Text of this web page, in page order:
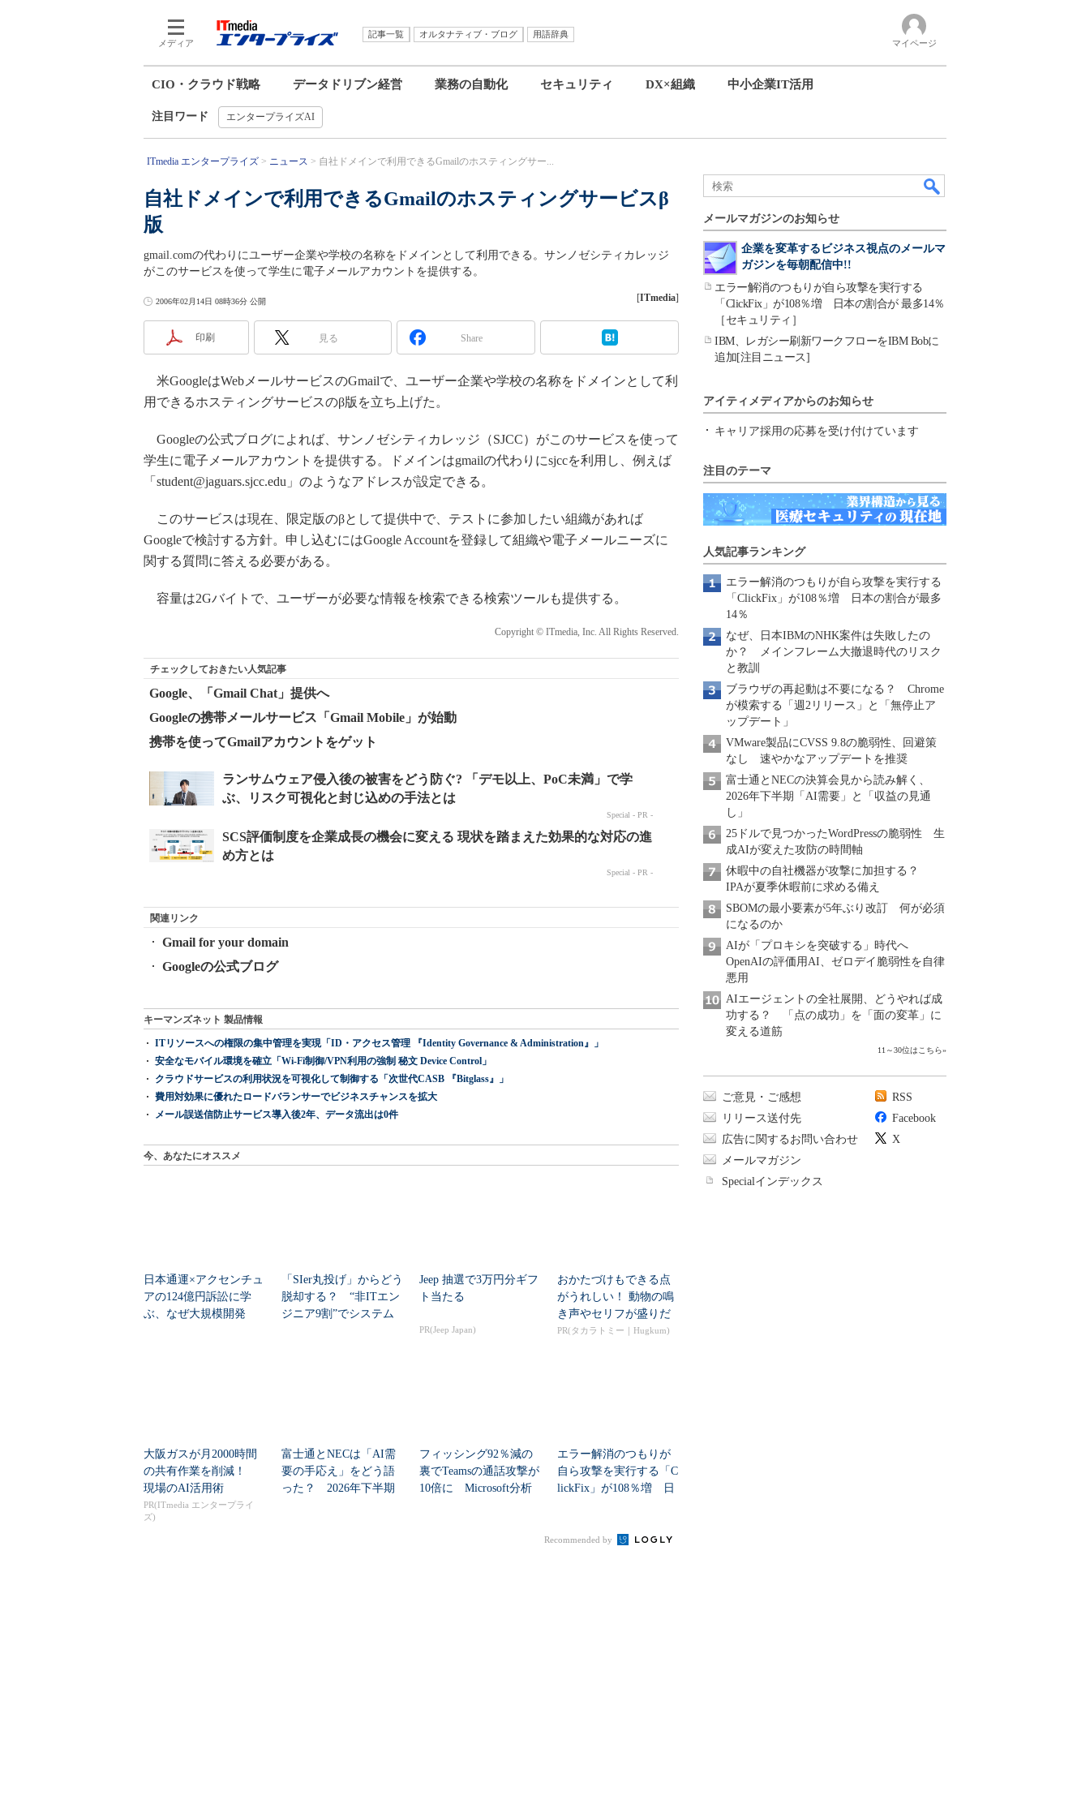
メディア
記事一覧 オルタナティブ・ブログ
用語辞典
マイページ
CIO・クラウド戦略 データドリブン経営 業務の自動化 セキュリティ DX×組織 中小企業IT活用
注目ワード エンタープライズAI
ITmedia エンタープライズ ニュース 自社ドメインで利用できるGmailのホスティングサー...
自社ドメインで利用できるGmailのホスティングサービスβ
版
gmail.comの代わりにユーザー企業や学校の名称をドメインとして利用できる。サンノゼシティカレッジ
がこのサービスを使って学生に電子メールアカウントを提供する。
2006年02月14日 08時36分 公開 [ITmedia]
印刷 見る Share
米GoogleはWebメールサービスのGmailで、ユーザー企業や学校の名称をドメインとして利
用できるホスティングサービスのβ版を立ち上げた。
Googleの公式ブログによれば、サンノゼシティカレッジ（SJCC）がこのサービスを使って
学生に電子メールアカウントを提供する。ドメインはgmailの代わりにsjccを利用し、例えば
「student@jaguars.sjcc.edu」のようなアドレスが設定できる。
このサービスは現在、限定版のβとして提供中で、テストに参加したい組織があれば
Googleで検討する方針。申し込むにはGoogle Accountを登録して組織や電子メールニーズに
関する質問に答える必要がある。
容量は2Gバイトで、ユーザーが必要な情報を検索できる検索ツールも提供する。
Copyright © ITmedia, Inc. All Rights Reserved.
チェックしておきたい人気記事
Google、「Gmail Chat」提供へ
Googleの携帯メールサービス「Gmail Mobile」が始動
携帯を使ってGmailアカウントをゲット
関連リンク
Gmail for your domain
Googleの公式ブログ
キーマンズネット 製品情報
ITリソースへの権限の集中管理を実現「ID・アクセス管理 『Identity Governance & Administration』」
安全なモバイル環境を確立「Wi-Fi制御/VPN利用の強制 秘文 Device Control」
クラウドサービスの利用状況を可視化して制御する「次世代CASB 『Bitglass』」
費用対効果に優れたロードバランサーでビジネスチャンスを拡大
メール誤送信防止サービス導入後2年、データ流出は0件
今、あなたにオススメ
日本通運×アクセンチュ
アの124億円訴訟に学
ぶ、なぜ大規模開発
「SIer丸投げ」からどう
脱却する？ “非ITエン
ジニア9割”でシステム
Jeep 抽選で3万円分ギフ
ト当たる
PR(Jeep Japan)
おかたづけもできる点
がうれしい！ 動物の鳴
き声やセリフが盛りだ
くさんの「アニア ...
PR(タカラトミー｜Hugkum)
大阪ガスが月2000時間
の共有作業を削減！
現場のAI活用術
PR(ITmedia エンタープライ
ズ)
富士通とNECは「AI需
要の手応え」をどう語
った？ 2026年下半期
フィッシング92％減の
裏でTeamsの通話攻撃が
10倍に Microsoft分析
エラー解消のつもりが
自ら攻撃を実行する「C
lickFix」が108％増 日
Recommended by
メールマガジンのお知らせ
企業を変革するビジネス視点のメールマ
ガジンを毎朝配信中!!
エラー解消のつもりが自ら攻撃を実行する
「ClickFix」が108％増 日本の割合が 最多14％
［セキュリティ］
IBM、レガシー刷新ワークフローをIBM Bobに
追加[注目ニュース]
アイティメディアからのお知らせ
キャリア採用の応募を受け付けています
注目のテーマ
人気記事ランキング
エラー解消のつもりが自ら攻撃を実行する
「ClickFix」が108％増 日本の割合が最多
14％
なぜ、日本IBMのNHK案件は失敗したの
か？ メインフレーム大撤退時代のリスク
と教訓
ブラウザの再起動は不要になる？ Chrome
が模索する「週2リリース」と「無停止ア
ップデート」
VMware製品にCVSS 9.8の脆弱性、回避策
なし 速やかなアップデートを推奨
富士通とNECの決算会見から読み解く、
2026年下半期「AI需要」と「収益の見通
し」
25ドルで見つかったWordPressの脆弱性 生
成AIが変えた攻防の時間軸
休暇中の自社機器が攻撃に加担する？
IPAが夏季休暇前に求める備え
SBOMの最小要素が5年ぶり改訂 何が必須
になるのか
AIが「プロキシを突破する」時代へ
OpenAIの評価用AI、ゼロデイ脆弱性を自律
悪用
AIエージェントの全社展開、どうやれば成
功する？ 「点の成功」を「面の変革」に
変える道筋
11～30位はこちら»
ご意見・ご感想
リリース送付先
広告に関するお問い合わせ
メールマガジン
Specialインデックス
RSS
Facebook
X